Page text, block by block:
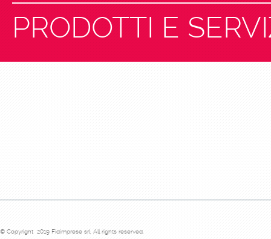
PRODOTTI E
© Copyright 2019 Fidimprese srl. All rights reserved.